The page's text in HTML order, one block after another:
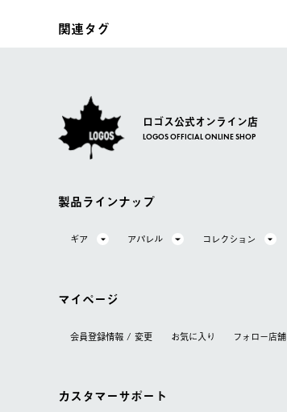
関連タグ
ロゴス公式オンライン店
LOGOS OFFICIAL ONLINE SHOP
製品ラインナップ
ギア アパレル コレクション
マイページ
会員登録情報 / 変更 お気に⼊り フォロー店舗
カスタマーサポート